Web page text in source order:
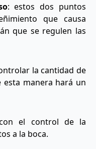
: estos dos puntos
que causa
que se regulen las
la cantidad de
esta manera hará un
el control de la
a la boca.